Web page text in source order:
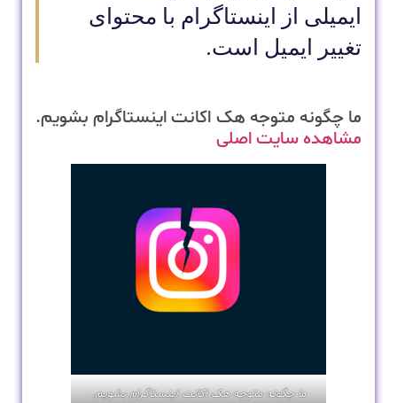
ایمیلی از اینستاگرام با محتوای
تغییر ایمیل است.
ما چگونه متوجه هک اکانت اینستاگرام بشویم.
مشاهده سایت اصلی
ما چگونه متوجه هک اکانت اینستاگرام بشویم.